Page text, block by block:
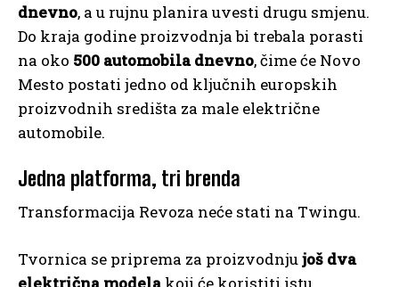
dnevno, a u rujnu planira uvesti drugu smjenu.
Do kraja godine proizvodnja bi trebala porasti
na oko 500 automobila dnevno, čime će Novo
Mesto postati jedno od ključnih europskih
proizvodnih središta za male električne
automobile.
Jedna platforma, tri brenda
Transformacija Revoza neće stati na Twingu.
Tvornica se priprema za proizvodnjujoš dva